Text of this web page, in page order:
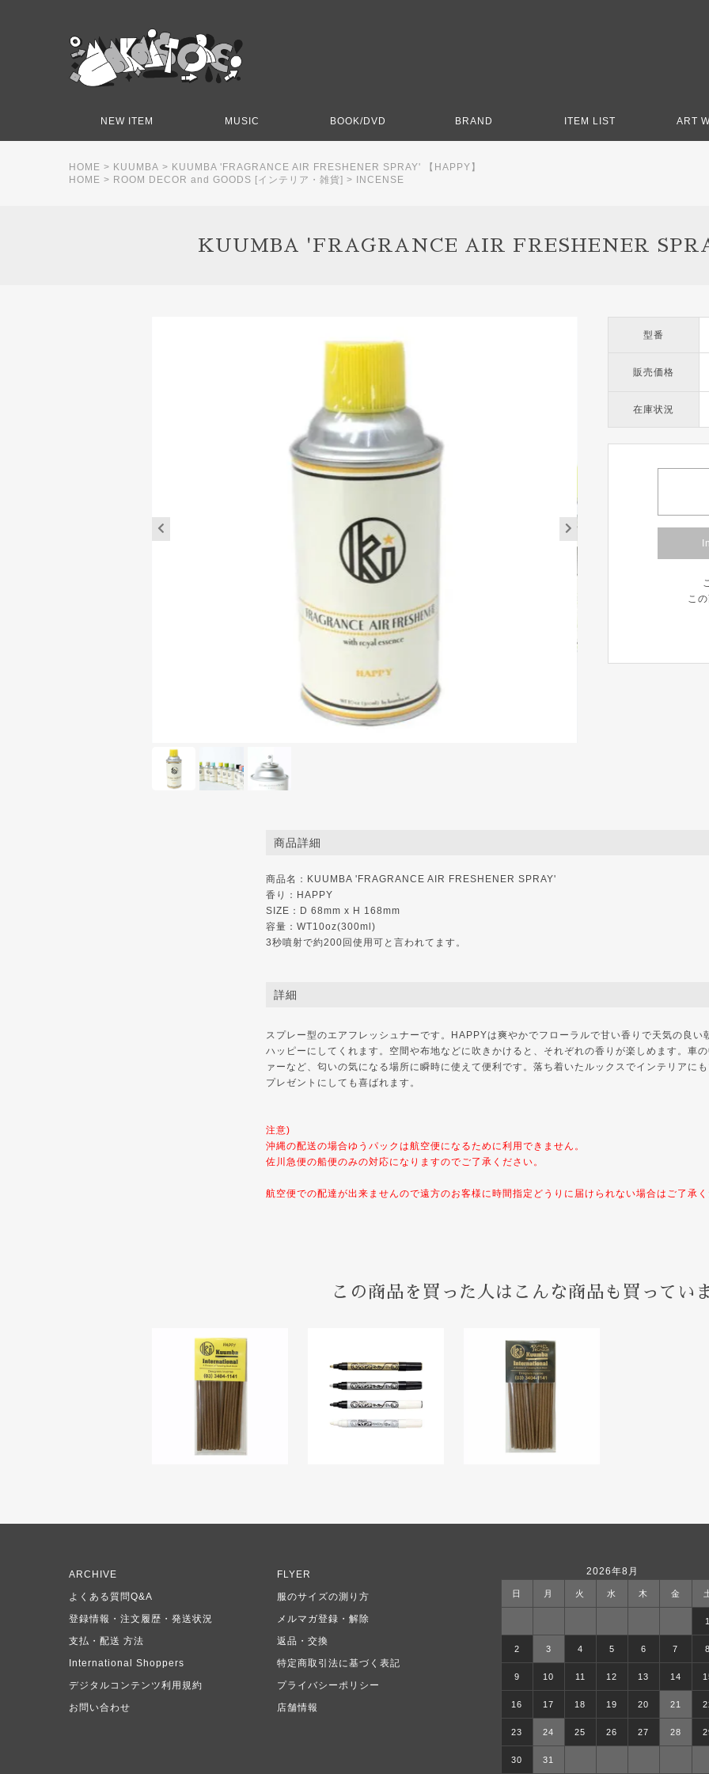
NEW ITEM MUSIC BOOK/DVD BRAND ITEM LIST ART
HOME > KUUMBA > KUUMBA 'FRAGRANCE AIR FRESHENER SPRAY' 【HAPPY】
HOME > ROOM DECOR and GOODS [インテリア・雑貨] > INCENSE
KUUMBA 'FRAGRANCE AIR FRESHENER
商品詳細
商品名：KUUMBA 'FRAGRANCE AIR FRESHENER SPRAY'
香り：HAPPY
SIZE：D 68mm x H 168mm
容量：WT10oz(300ml)
3秒噴射で約200回使用可と言われてます。
詳細
スプレー型のエアフレッシュナーです。HAPPYは爽やかでフローラルで甘い香りで天気の良い
ハッピーにしてくれます。空間や布地などに吹きかけると、それぞれの香りが楽しめます。車
ァーなど、匂いの気になる場所に瞬時に使えて便利です。落ち着いたルックスでインテリアにも
プレゼントにしても喜ばれます。
注意)
沖縄の配送の場合ゆうパックは航空便になるために利用できません。
佐川急便の船便のみの対応になりますのでご了承ください。
航空便での配達が出来ませんので遠方のお客様に時間指定どうりに届けられない場合はご了承く
型番
販売価格
在庫状況
こ
この商品を買った人はこんな商品も買ってい
2026年8月
日 月 火 水 木 金
1
2 3 4 5 6 7 8
9 10 11 12 13 14
16 17 18 19 20 21
23 24 25 26 27 28
30 31
ARCHIVE
FLYER
よくある質問Q&A
服のサイズの測り方
登録情報・注文履歴・発送状況
メルマガ登録・解除
支払・配送 方法
返品・交換
International Shoppers
特定商取引法に基づく表記
デジタルコンテンツ利用規約
プライバシーポリシー
お問い合わせ
店舗情報